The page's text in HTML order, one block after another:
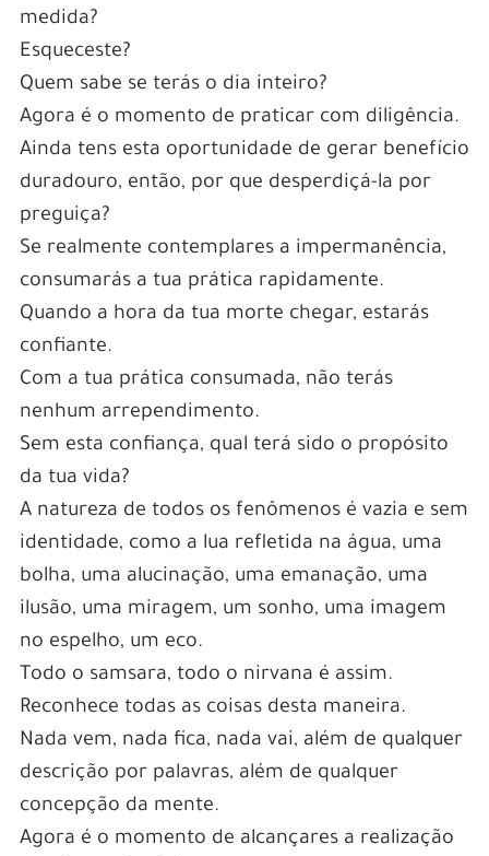
medida?
Esqueceste?
Quem sabe se terás o dia inteiro?
Agora é o momento de praticar com diligência.
Ainda tens esta oportunidade de gerar benefício
duradouro, então, por que desperdiçá-la por
preguiça?
Se realmente contemplares a impermanência,
consumarás a tua prática rapidamente.
Quando a hora da tua morte chegar, estarás
confiante.
Com a tua prática consumada, não terás
nenhum arrependimento.
Sem esta confiança, qual terá sido o propósito
da tua vida?
A natureza de todos os fenômenos é vazia e sem
identidade, como a lua refletida na água, uma
bolha, uma alucinação, uma emanação, uma
ilusão, uma miragem, um sonho, uma imagem
no espelho, um eco.
Todo o samsara, todo o nirvana é assim.
Reconhece todas as coisas desta maneira.
Nada vem, nada fica, nada vai, além de qualquer
descrição por palavras, além de qualquer
concepção da mente.
Agora é o momento de alcançares a realização